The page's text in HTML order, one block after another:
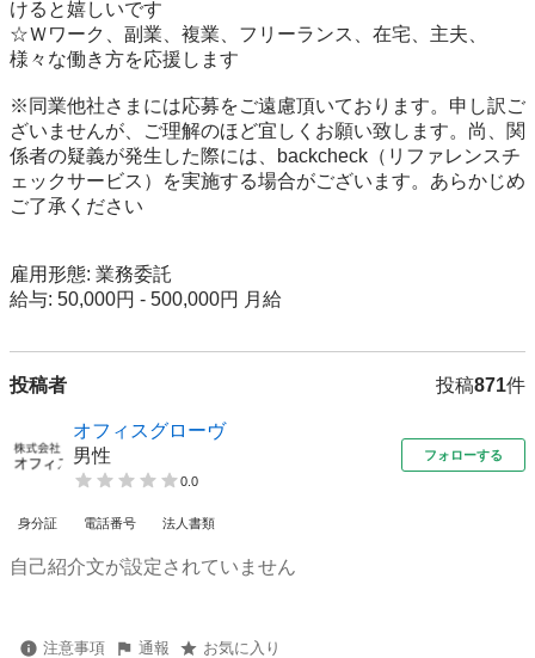
けると嬉しいです
☆Ｗワーク、副業、複業、フリーランス、在宅、主夫、
様々な働き方を応援します
※同業他社さまには応募をご遠慮頂いております。申し訳ご
ざいませんが、ご理解のほど宜しくお願い致します。尚、関
係者の疑義が発生した際には、backcheck（リファレンスチ
ェックサービス）を実施する場合がございます。あらかじめ
ご了承ください
雇用形態: 業務委託
給与: 50,000円 - 500,000円 月給
投稿者 投稿871件
オフィスグローヴ
男性
0.0
フォローする
身分証 電話番号 法人書類
自己紹介文が設定されていません
注意事項 通報 お気に入り